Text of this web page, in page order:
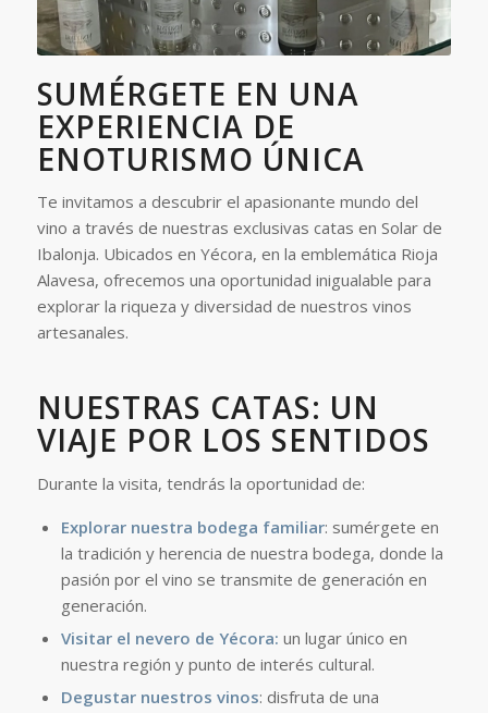
SUMÉRGETE EN UNA
EXPERIENCIA DE
ENOTURISMO ÚNICA
Te invitamos a descubrir el apasionante mundo del
vino a través de nuestras exclusivas catas en Solar de
Ibalonja. Ubicados en Yécora, en la emblemática Rioja
Alavesa, ofrecemos una oportunidad inigualable para
explorar la riqueza y diversidad de nuestros vinos
artesanales.
NUESTRAS CATAS: UN
VIAJE POR LOS SENTIDOS
Durante la visita, tendrás la oportunidad de:
Explorar nuestra bodega familiar: sumérgete en
la tradición y herencia de nuestra bodega, donde la
pasión por el vino se transmite de generación en
generación.​
Visitar el nevero de Yécora: un lugar único en
nuestra región y punto de interés cultural.
Degustar nuestros vinos: disfruta de una